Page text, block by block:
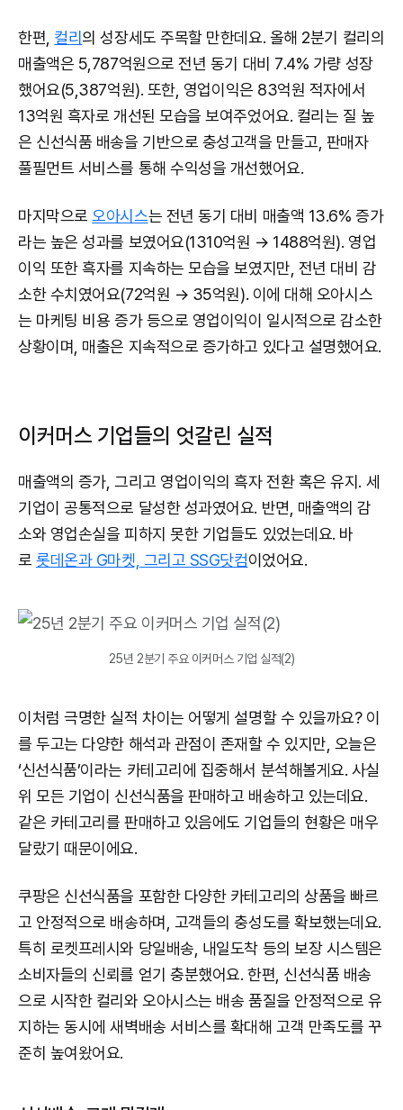
한편, 컬리의 성장세도 주목할 만한데요. 올해 2분기 컬리의
매출액은 5,787억원으로 전년 동기 대비 7.4% 가량 성장
했어요(5,387억원). 또한, 영업이익은 83억원 적자에서
13억원 흑자로 개선된 모습을 보여주었어요. 컬리는 질 높
은 신선식품 배송을 기반으로 충성고객을 만들고, 판매자
풀필먼트 서비스를 통해 수익성을 개선했어요.
마지막으로오아시스는 전년 동기 대비 매출액 13.6% 증가
라는 높은 성과를 보였어요(1310억원 → 1488억원). 영업
이익 또한 흑자를 지속하는 모습을 보였지만, 전년 대비 감
소한 수치였어요(72억원 → 35억원). 이에 대해 오아시스
는 마케팅 비용 증가 등으로 영업이익이 일시적으로 감소한
상황이며, 매출은 지속적으로 증가하고 있다고 설명했어요.
이커머스 기업들의 엇갈린 실적
매출액의 증가, 그리고 영업이익의 흑자 전환 혹은 유지. 세
기업이 공통적으로 달성한 성과였어요. 반면, 매출액의 감
소와 영업손실을 피하지 못한 기업들도 있었는데요. 바
로롯데온과 G마켓, 그리고 SSG닷컴이었어요.
25년 2분기 주요 이커머스 기업 실적(2)
이처럼 극명한 실적 차이는 어떻게 설명할 수 있을까요? 이
를 두고는 다양한 해석과 관점이 존재할 수 있지만, 오늘은
‘신선식품’이라는 카테고리에 집중해서 분석해볼게요. 사실
위 모든 기업이 신선식품을 판매하고 배송하고 있는데요.
같은 카테고리를 판매하고 있음에도 기업들의 현황은 매우
달랐기 때문이에요.
쿠팡은 신선식품을 포함한 다양한 카테고리의 상품을 빠르
고 안정적으로 배송하며, 고객들의 충성도를 확보했는데요.
특히 로켓프레시와 당일배송, 내일도착 등의 보장 시스템은
소비자들의 신뢰를 얻기 충분했어요. 한편, 신선식품 배송
으로 시작한 컬리와 오아시스는 배송 품질을 안정적으로 유
지하는 동시에 새벽배송 서비스를 확대해 고객 만족도를 꾸
준히 높여왔어요.